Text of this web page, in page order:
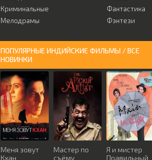
Криминальные
Мелодрамы
Фантастика
Фэнтези
ПОПУЛЯРНЫЕ ИНДИЙСКИЕ ФИЛЬМЫ / ВСЕ
НОВИНКИ
Меня зовут
Кхан
Мастер по
съёму
Я и мистер
Правильный